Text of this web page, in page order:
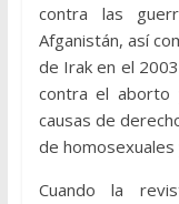
contra las
Afganistán, así
de Irak en el
contra el
causas de
de homosexuales
Cuando la